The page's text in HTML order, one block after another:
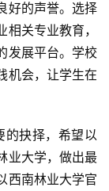
好的声誉。选择
关专业教育，
发展平台。学校
机会，让学生在
业大学，做出最
西南林业大学官